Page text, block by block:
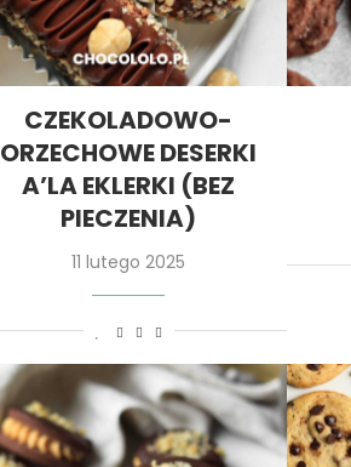
CZEKOLADOWO-
ORZECHOWE DESERKI
A’LA EKLERKI (BEZ
PIECZENIA)
11 lutego 2025